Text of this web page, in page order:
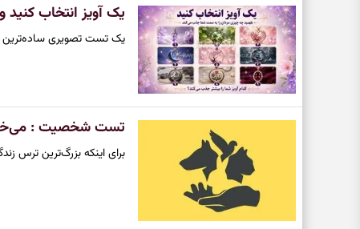
یک آویز انتخاب
یک تست تصویری ساده‌ترین
تست شخصیت :
برای اینکه بزرگ‌ترین ترس